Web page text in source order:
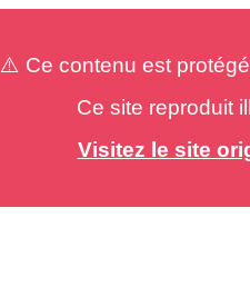
⚠️ Ce contenu est
Ce site reproduit
Visitez le site